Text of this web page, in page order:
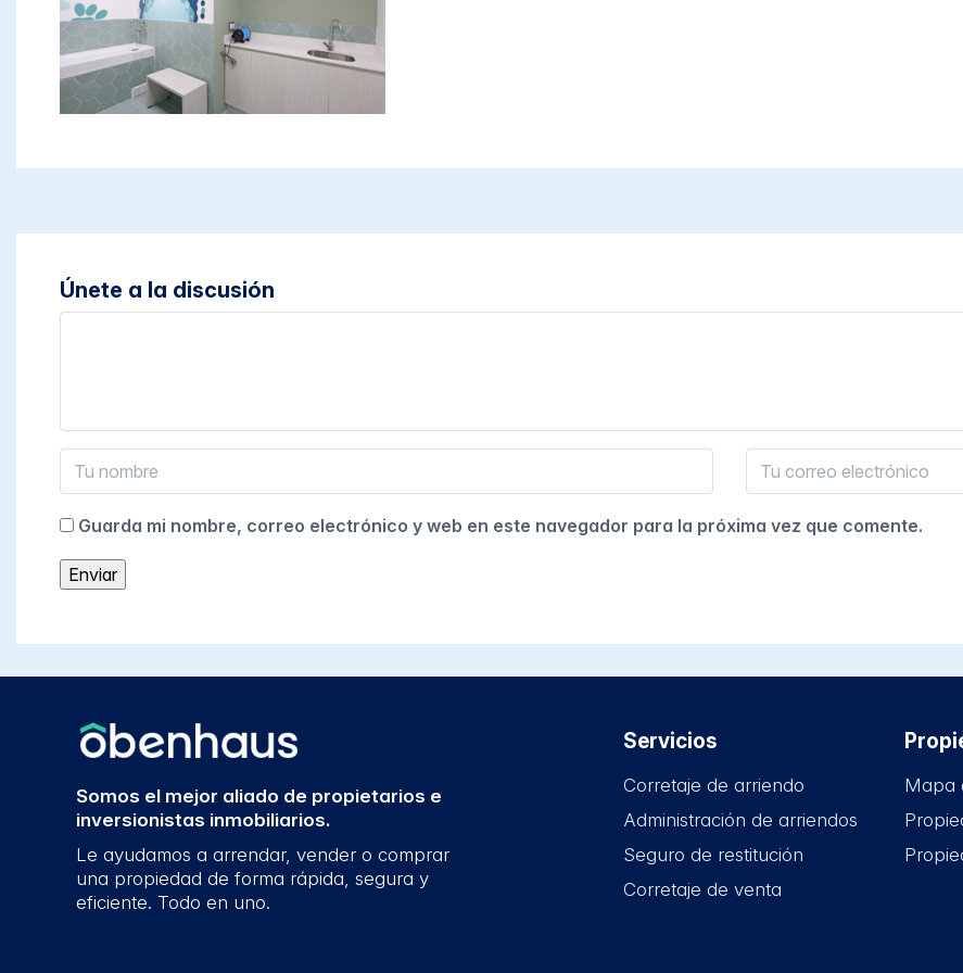
Únete a la discusión
Guarda mi nombre, correo electrónico y web en este navegador para la próxima vez que comente.
Somos el mejor aliado de propietarios e
inversionistas inmobiliarios.
Le ayudamos a arrendar, vender o comprar
una propiedad de forma rápida, segura y
eficiente. Todo en uno.
Servicios
Corretaje de arriendo
Administración de arriendos
Seguro de restitución
Corretaje de venta
Mapa